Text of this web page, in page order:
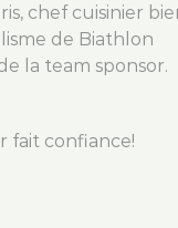
chef cuisinier
de Biathlon
la team sponsor.
fait confiance!